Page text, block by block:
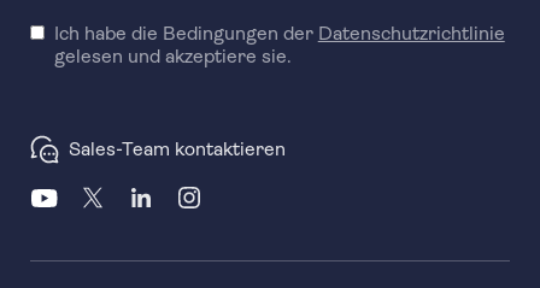
Ich habe die Bedingungen der Datenschutzrichtlinie
gelesen und akzeptiere sie.
Sales-Team kontaktieren